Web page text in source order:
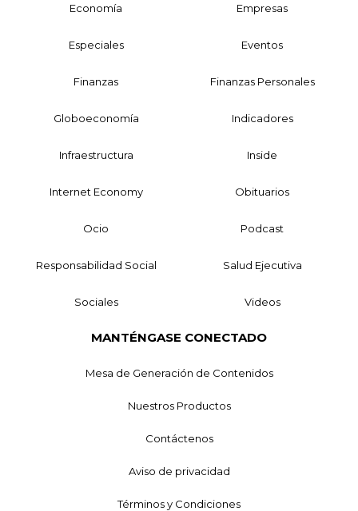
Economía Empresas
Especiales Eventos
Finanzas Finanzas Personales
Globoeconomía Indicadores
Infraestructura Inside
Internet Economy Obituarios
Ocio Podcast
Responsabilidad Social Salud Ejecutiva
Sociales Videos
MANTÉNGASE CONECTADO
Mesa de Generación de Contenidos
Nuestros Productos
Contáctenos
Aviso de privacidad
Términos y Condiciones